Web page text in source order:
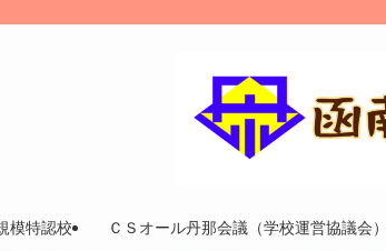
模特認校 ＣＳオール丹那会議（学校運営協議会）